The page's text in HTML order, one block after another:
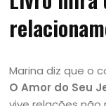
Marina diz que o
O Amor do Seu